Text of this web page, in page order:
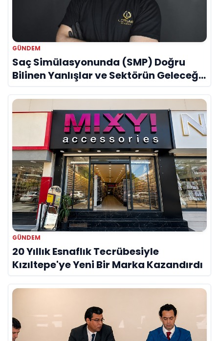
GÜNDEM
Saç Simülasyonunda (SMP) Doğru
Bilinen Yanlışlar ve Sektörün Geleceği:
Onur Akdeniz ile Özel Röportaj
GÜNDEM
20 Yıllık Esnaflık Tecrübesiyle
Kızıltepe'ye Yeni Bir Marka Kazandırdı